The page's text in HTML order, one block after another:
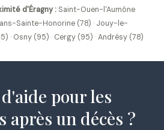
d'Éragny : Saint-Ouen-l'Aumône
Sainte-Honorine (78) · Jouy-le-
· Osny (95) · Cergy (95) ·Andrésy (78)
pour les
après un décès ?